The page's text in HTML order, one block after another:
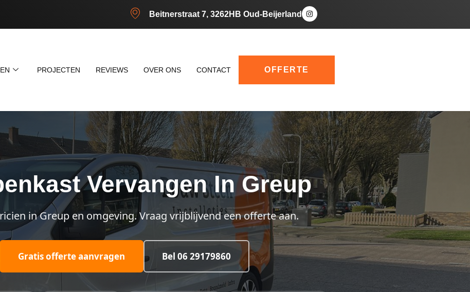
Beitnerstraat 7, 3262HB Oud-Beijerland
PROJECTEN REVIEWS OVER ONS CONTACT OFFERTE
Vervangen In Greup
in Greup en omgeving. Vraag vrijblijvend een offerte aan.
Gratis offerte aanvragen Bel 06 29179860